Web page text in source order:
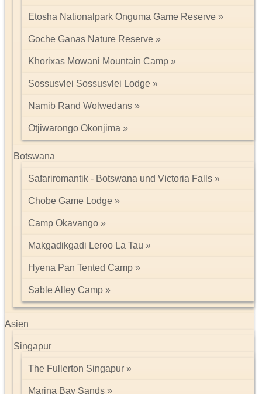
Etosha Nationalpark Onguma Game Reserve
Goche Ganas Nature Reserve
Khorixas Mowani Mountain Camp
Sossusvlei Sossusvlei Lodge
Namib Rand Wolwedans
Otjiwarongo Okonjima
Botswana
Safariromantik - Botswana und Victoria Falls
Chobe Game Lodge
Camp Okavango
Makgadikgadi Leroo La Tau
Hyena Pan Tented Camp
Sable Alley Camp
Asien
Singapur
The Fullerton Singapur
Marina Bay Sands